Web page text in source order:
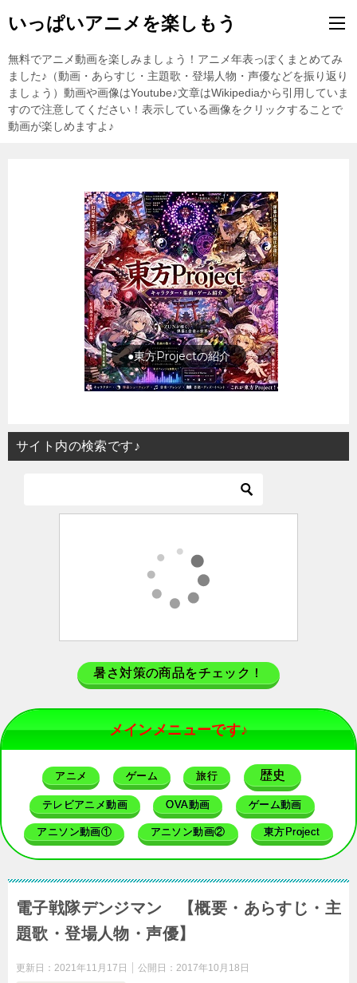
いっぱいアニメを楽しもう
無料でアニメ動画を楽しみましょう！アニメ年表っぽくまとめてみ
ました♪（動画・あらすじ・主題歌・登場人物・声優などを振り返り
ましょう）動画や画像はYoutube♪文章はWikipediaから引用していま
すので注意してください！表示している画像をクリックすることで
動画が楽しめますよ♪
●東方Projectの紹介
サイト内の検索です♪
暑さ対策の商品をチェック！
メインメニューです♪
アニメ ゲーム 旅行 歴史
テレビアニメ動画 OVA動画 ゲーム動画
アニソン動画① アニソン動画② 東方Project
電子戦隊デンジマン 【概要・あらすじ・主
題歌・登場人物・声優】
更新日： 2021年11月17日 公開日： 2017年10月18日